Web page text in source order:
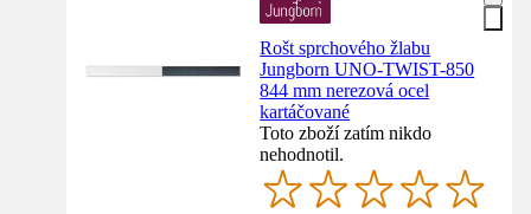
Rošt sprchového žlabu
Jungborn UNO-TWIST-850
844 mm nerezová ocel
kartáčované
Toto zboží zatím nikdo
nehodnotil.